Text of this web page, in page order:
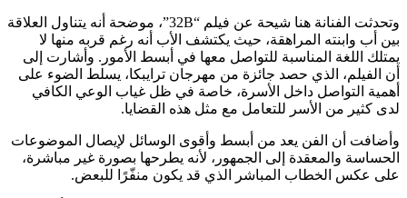
وتحدثت الفنانة هنا شيحة عن فيلم “32B”، موضحة أنه يتناول العلاقة
بين أب وابنته المراهقة، حيث يكتشف الأب أنه رغم قربه منها لا
يمتلك اللغة المناسبة للتواصل معها في أبسط الأمور. وأشارت إلى
أن الفيلم، الذي حصد جائزة من مهرجان ترايبكا، يسلط الضوء على
أهمية التواصل داخل الأسرة، خاصة في ظل غياب الوعي الكافي
لدى كثير من الأسر للتعامل مع مثل هذه القضايا.
وأضافت أن الفن يعد من أبسط وأقوى الوسائل لإيصال الموضوعات
الحساسة والمعقدة إلى الجمهور، لأنه يطرحها بصورة غير مباشرة،
على عكس الخطاب المباشر الذي قد يكون منفّرًا للبعض.